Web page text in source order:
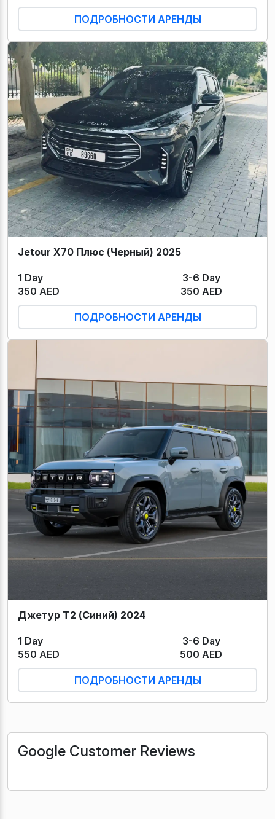
ПОДРОБНОСТИ АРЕНДЫ
Jetour X70 Плюс (Черный) 2025
1 Day
3-6 Day
350 AED
350 AED
ПОДРОБНОСТИ АРЕНДЫ
Джетур Т2 (Синий) 2024
1 Day
3-6 Day
550 AED
500 AED
ПОДРОБНОСТИ АРЕНДЫ
Google Customer Reviews